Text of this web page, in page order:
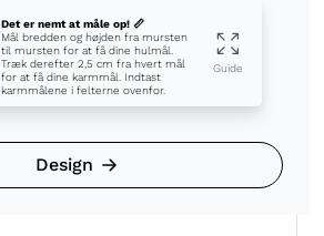
Det er nemt at måle op! 📏
Mål bredden og højden fra mursten
til mursten for at få dine hulmål.
Træk derefter 2,5 cm fra hvert mål
for at få dine karmmål. Indtast
karmmålene i felterne ovenfor.
Guide
Design